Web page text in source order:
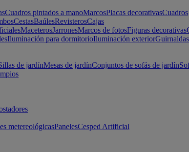
Cuadros pintados a manoMarcosPlacas decorativasCuadros
CestasBaúlesRevisterosCajas
MaceterosJarronesMarcos de fotosFiguras decorativas
Iluminación para dormitorioIluminación exteriorGuirnaldas
de jardínMesas de jardínConjuntos de sofás de jardín
metereológicasPanelesCesped Artificial